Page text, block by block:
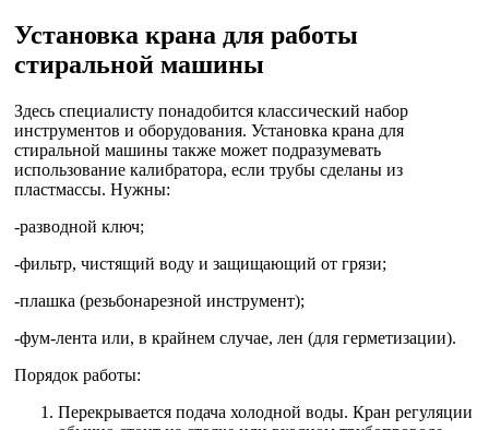
Установка крана для работы
стиральной машины
Здесь специалисту понадобится классический набор
инструментов и оборудования. Установка крана для
стиральной машины также может подразумевать
использование калибратора, если трубы сделаны из
пластмассы. Нужны:
-разводной ключ;
-фильтр, чистящий воду и защищающий от грязи;
-плашка (резьбонарезной инструмент);
-фум-лента или, в крайнем случае, лен (для герметизации).
Порядок работы:
Перекрывается подача холодной воды. Кран регуляции